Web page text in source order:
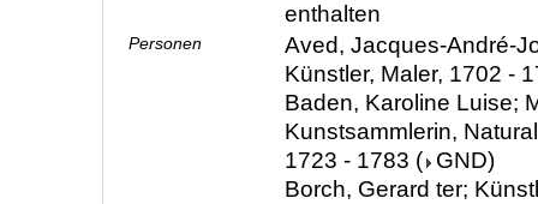
enthalten
Personen
Aved, Jacques-André-
Künstler, Maler, 1702 -
Baden, Karoline Luise;
Kunstsammlerin,
1723 - 1783 ( GND)
Borch, Gerard ter;